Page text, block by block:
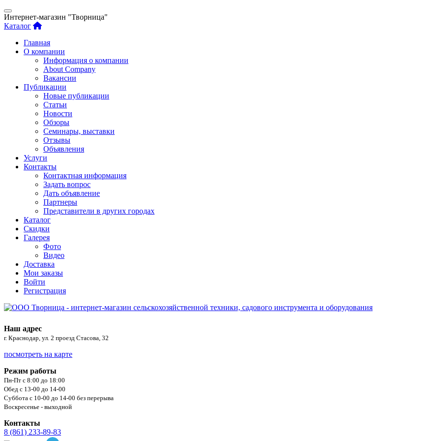
Интернет-магазин "Творница"
Каталог
Главная
О компании
Информация о компании
About Company
Вакансии
Публикации
Новые публикации
Статьи
Новости
Обзоры
Семинары, выставки
Отзывы
Объявления
Услуги
Контакты
Контактная информация
Задать вопрос
Дать объявление
Партнеры
Представители в других городах
Каталог
Скидки
Галерея
Фото
Видео
Доставка
Мои заказы
Войти
Регистрация
Наш адрес
г. Краснодар, ул. 2 проезд Стасова, 32
посмотреть на карте
Режим работы
Пн-Пт с 8:00 до 18:00
Обед с 13-00 до 14-00
Суббота с 10-00 до 14-00 без перерыва
Воскресенье - выходной
Контакты
8 (861) 233-89-83